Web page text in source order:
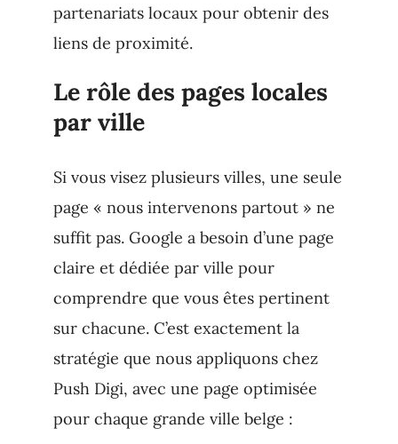
partenariats locaux pour obtenir des
liens de proximité.
Le rôle des pages locales
par ville
Si vous visez plusieurs villes, une seule
page « nous intervenons partout » ne
suffit pas. Google a besoin d’une page
claire et dédiée par ville pour
comprendre que vous êtes pertinent
sur chacune. C’est exactement la
stratégie que nous appliquons chez
Push Digi, avec une page optimisée
pour chaque grande ville belge :